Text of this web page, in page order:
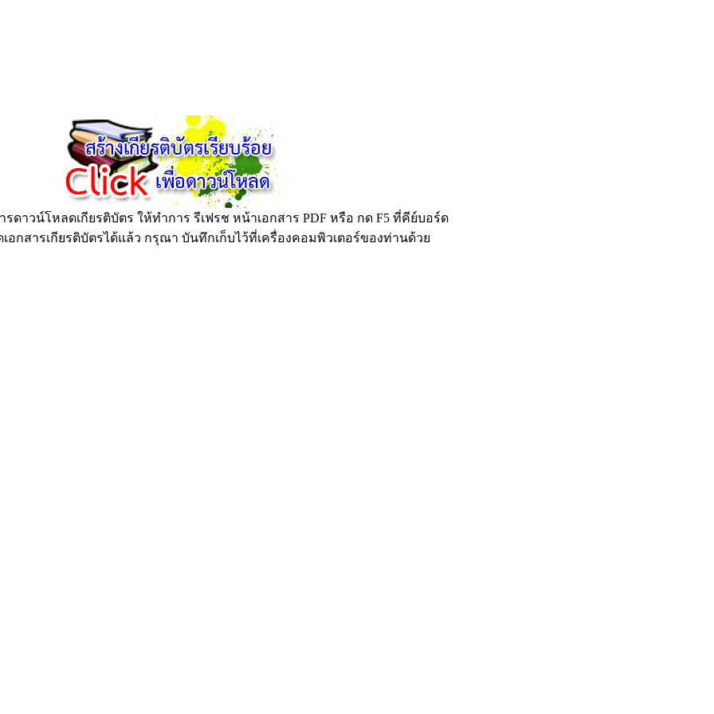
ดาวน์โหลดเกียรติบัตร ให้ทำการ รีเฟรช หน้าเอกสาร PDF หรือ กด F5 ที่คีย์บอร์ด
อกสารเกียรติบัตรได้แล้ว กรุณา บันทึกเก็บไว้ที่เครื่องคอมพิวเตอร์ของท่านด้วย